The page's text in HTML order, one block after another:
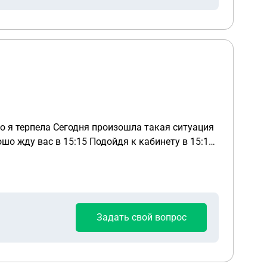
ситуация
к кабинету в 15:10
Задать свой вопрос